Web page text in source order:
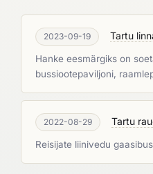
2023-09-19 Tartu
Hanke eesmärgiks on
bussiootepaviljoni,
2022-08-29 Tartu
Reisijate liinivedu